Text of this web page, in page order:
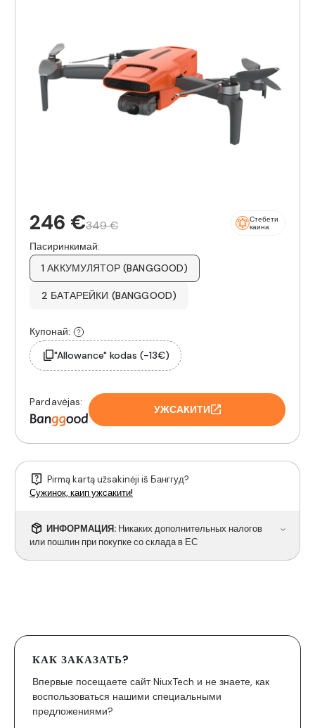
246 €349 €
Стебети
каина
Пасиринкимай:
1 АККУМУЛЯТОР (BANGGOOD)
2 БАТАРЕЙКИ (BANGGOOD)
Купонай:
"Allowance" kodas (-13€)
Pardavėjas:
УЖСАКИТИ
Pirmą kartą užsakinėji iš Банггуд?
Сужинок, каип ужсакити!
ИНФОРМАЦИЯ: Никаких дополнительных налогов
или пошлин при покупке со склада в ЕС
КАК ЗАКАЗАТЬ?
Впервые посещаете сайт NiuxTech и не знаете, как
воспользоваться нашими специальными
предложениями?